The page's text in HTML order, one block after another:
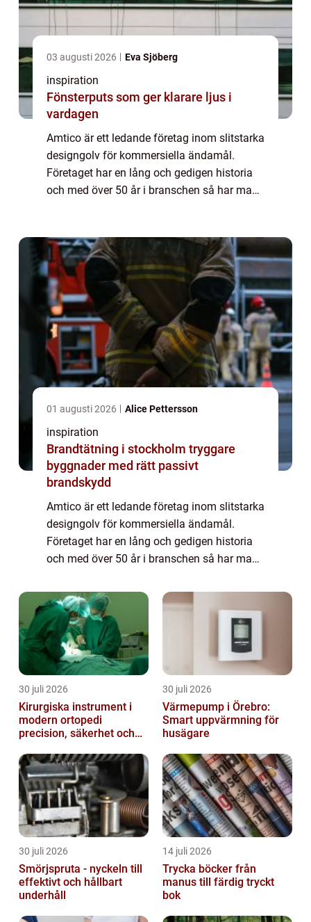
03 augusti 2026 Eva Sjöberg
inspiration
Fönsterputs som ger klarare ljus i
vardagen
Amtico är ett ledande företag inom slitstarka
designgolv för kommersiella ändamål.
Företaget har en lång och gedigen historia
och med över 50 år i branschen så har man
01 augusti 2026 Alice Pettersson
inspiration
Brandtätning i stockholm tryggare
byggnader med rätt passivt
brandskydd
Amtico är ett ledande företag inom slitstarka
designgolv för kommersiella ändamål.
Företaget har en lång och gedigen historia
och med över 50 år i branschen så har man
högsta kvalitet. Amticos designgolv lever...
30 juli 2026
Kirurgiska instrument i
modern ortopedi
precision, säkerhet och
30 juli 2026
Värmepump i Örebro:
Smart uppvärmning för
husägare
30 juli 2026
Smörjspruta - nyckeln till
effektivt och hållbart
underhåll
14 juli 2026
Trycka böcker från
manus till färdig tryckt
bok